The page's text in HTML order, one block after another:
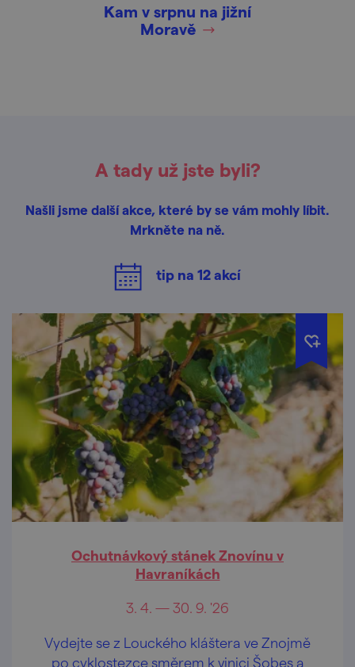
Kam v srpnu na jižní
Moravě
A tady už jste byli?
Našli jsme další akce, které by se vám mohly líbit.
Mrkněte na ně.
tip na 12akcí
Ochutnávkový stánek Znovínu v
Havraníkách
3. 4. — 30. 9. '26
Vydejte se z Louckého kláštera ve Znojmě
po cyklostezce směrem k vinici Šobes a